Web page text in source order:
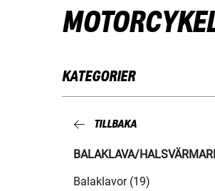
KATEGORIER
TILLBAKA
BALAKLAVA/
Balaklavor (19)